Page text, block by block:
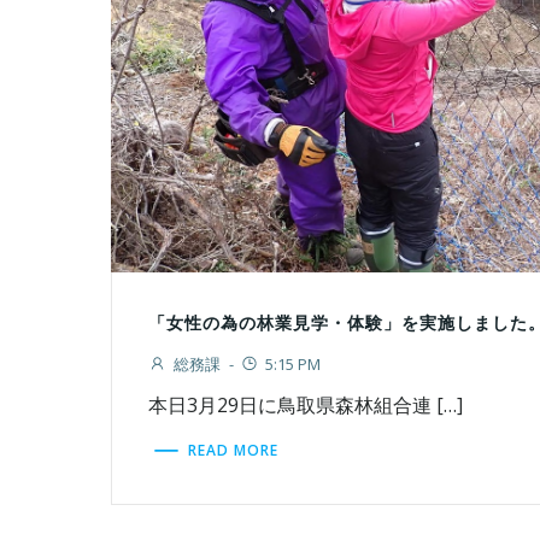
「女性の為の林業見学・体験」を実施しました
総務課 - 5:15 PM
本日3月29日に鳥取県森林組合連 […]
READ MORE